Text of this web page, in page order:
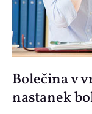
Bolečina v
nastanek